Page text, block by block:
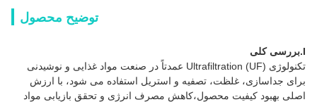
توضیح محصول
I.بررسی کلی
تکنولوژی Ultrafiltration (UF) عمدتاً در صنعت مواد غذایی و نوشیدنی
برای جداسازی، غلظت، تصفیه و استریل استفاده می شود، با ارزش
اصلی بهبود کیفیت محصول،کاهش مصرف انرژی و تحقق بازیابی مواد